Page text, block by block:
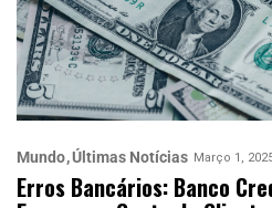
Mundo Últimas Notícias Março 1,
Erros Bancários: Banco